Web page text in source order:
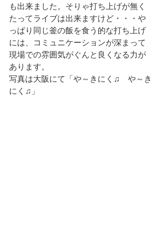
も出来ました。そりゃ打ち上げが無く
たってライブは出来ますけど・・・や
っぱり同じ釜の飯を食う的な打ち上げ
には、コミュニケーションが深まって
現場での雰囲気がぐんと良くなる力が
あります。
写真は大阪にて「や～きにく♫　や～き
にく♫」